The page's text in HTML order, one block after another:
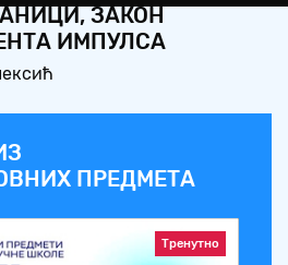
ЗАКОН
ИМПУЛСА
ПРЕДМЕТА
Тренутно